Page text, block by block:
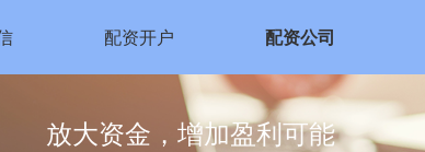
配资开户 配资公司
放大资金，增加盈利可能